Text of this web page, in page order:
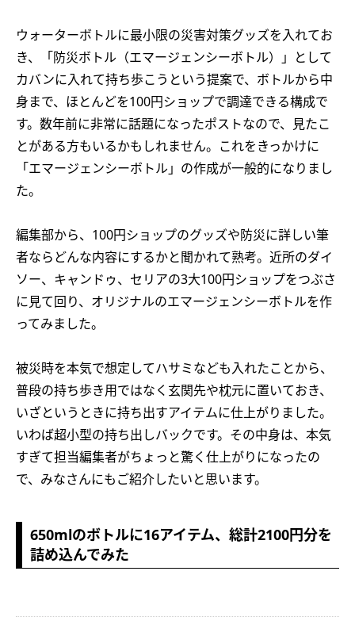
ウォーターボトルに最小限の災害対策グッズを入れてお
き、「防災ボトル（エマージェンシーボトル）」として
カバンに入れて持ち歩こうという提案で、ボトルから中
身まで、ほとんどを100円ショップで調達できる構成で
す。数年前に非常に話題になったポストなので、見たこ
とがある方もいるかもしれません。これをきっかけに
「エマージェンシーボトル」の作成が一般的になりまし
た。
編集部から、100円ショップのグッズや防災に詳しい筆
者ならどんな内容にするかと聞かれて熟考。近所のダイ
ソー、キャンドゥ、セリアの3大100円ショップをつぶさ
に見て回り、オリジナルのエマージェンシーボトルを作
ってみました。
被災時を本気で想定してハサミなども入れたことから、
普段の持ち歩き用ではなく玄関先や枕元に置いておき、
いざというときに持ち出すアイテムに仕上がりました。
いわば超小型の持ち出しバックです。その中身は、本気
すぎて担当編集者がちょっと驚く仕上がりになったの
で、みなさんにもご紹介したいと思います。
650mlのボトルに16アイテム、総計2100円分を
詰め込んでみた